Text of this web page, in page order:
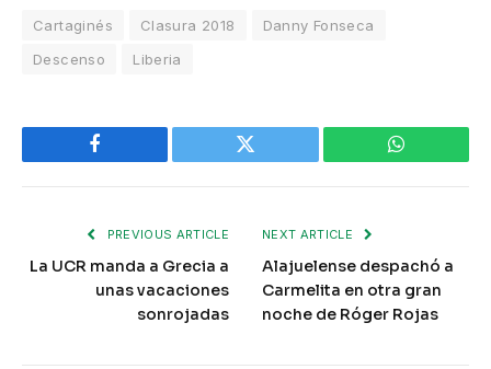
Cartaginés Clasura 2018
Danny Fonseca
Descenso
Liberia
Facebook Twitter WhatsApp
PREVIOUS ARTICLE
La UCR manda a Grecia a
unas vacaciones
sonrojadas
NEXT ARTICLE
Alajuelense despachó a
Carmelita en otra gran
noche de Róger Rojas